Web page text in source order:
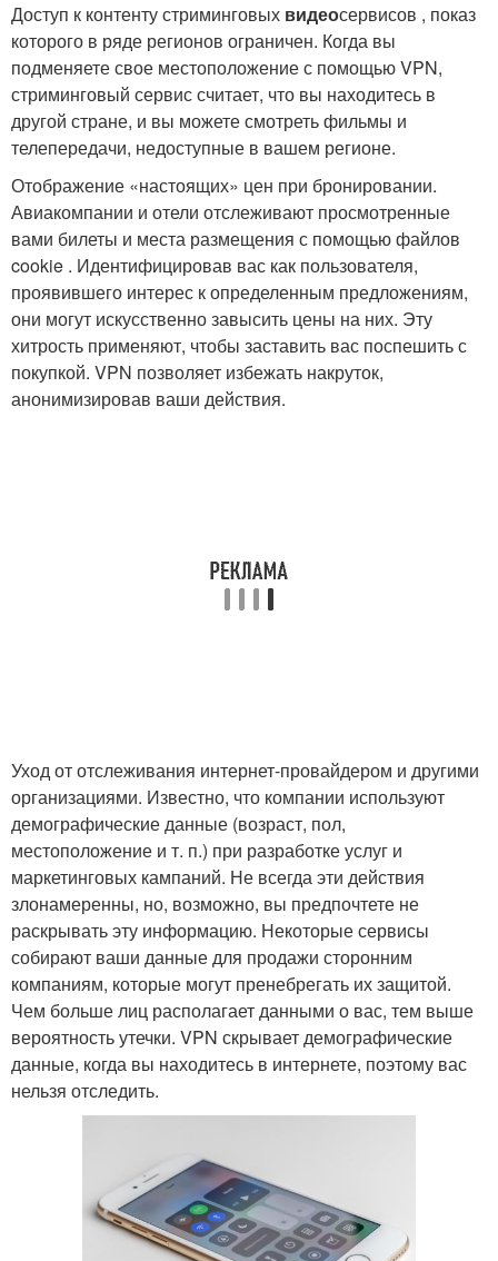
Доступ к контенту стриминговых видеосервисов , показ
которого в ряде регионов ограничен. Когда вы
подменяете свое местоположение с помощью VPN,
стриминговый сервис считает, что вы находитесь в
другой стране, и вы можете смотреть фильмы и
телепередачи, недоступные в вашем регионе.
Отображение «настоящих» цен при бронировании.
Авиакомпании и отели отслеживают просмотренные
вами билеты и места размещения с помощью файлов
cookie . Идентифицировав вас как пользователя,
проявившего интерес к определенным предложениям,
они могут искусственно завысить цены на них. Эту
хитрость применяют, чтобы заставить вас поспешить с
покупкой. VPN позволяет избежать накруток,
анонимизировав ваши действия.
Уход от отслеживания интернет-провайдером и другими
организациями. Известно, что компании используют
демографические данные (возраст, пол,
местоположение и т. п.) при разработке услуг и
маркетинговых кампаний. Не всегда эти действия
злонамеренны, но, возможно, вы предпочтете не
раскрывать эту информацию. Некоторые сервисы
собирают ваши данные для продажи сторонним
компаниям, которые могут пренебрегать их защитой.
Чем больше лиц располагает данными о вас, тем выше
вероятность утечки. VPN скрывает демографические
данные, когда вы находитесь в интернете, поэтому вас
нельзя отследить.